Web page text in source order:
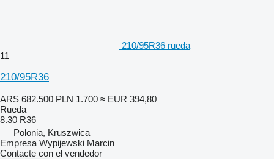
210/95R36 rueda
11
210/95R36
ARS 682.500 PLN 1.700 ≈ EUR 394,80
Rueda
8.30 R36
Polonia, Kruszwica
Empresa Wypijewski Marcin
Contacte con el vendedor